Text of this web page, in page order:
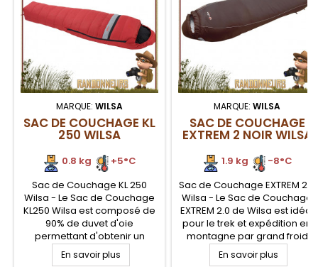
MARQUE: WILSA
SAC DE COUCHAGE KL
250 WILSA
0.8 kg
+5°C
Sac de Couchage KL 250
Wilsa - Le Sac de Couchage
KL250 Wilsa est composé de
90% de duvet d'oie
permettant d'obtenir un
grand pouvoir gonflant et
isolation naturelle pour le
En savoir plus
MARQUE: WILSA
SAC DE COUCHAGE
EXTREM 2 NOIR WILSA
1.9 kg
-8°C
Sac de Couchage EXTREM 2.0
Wilsa - Le Sac de Couchage
EXTREM 2.0 de Wilsa est idéal
pour le trek et expédition en
montagne par grand froid
avec d'excellentes qualités
thermique. Double
En savoir plus